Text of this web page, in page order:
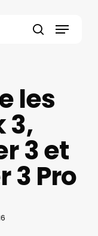
Menu
les
3,
3 et
3 Pro